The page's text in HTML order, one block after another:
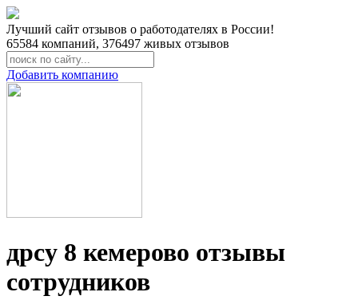
Лучший сайт отзывов о работодателях в России!
65584 компаний, 376497 живых отзывов
Добавить компанию
дрсу 8 кемерово отзывы
сотрудников